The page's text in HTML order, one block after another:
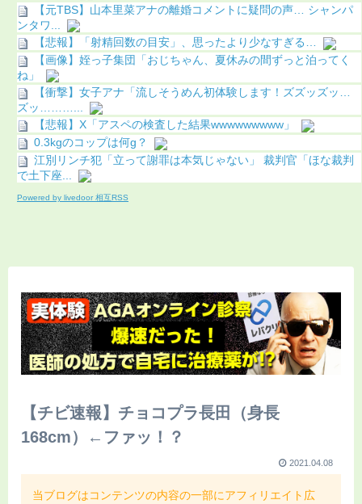
【元TBS】山本里菜アナの離婚コメントに疑問の声… シャンパ
ンタワ...
【悲報】「射精回数の目安」、思ったより少なすぎる…
【画像】姪っ子集団「おじちゃん、夏休みの間ずっと泊ってく
ね」
【衝撃】女子アナ「流しそうめん初体験します！ズズッズッ…
ズッ………...
【悲報】X「アスペの検査した結果wwwwwwwww」
0.3kgのコップは何g？
江別リンチ犯「立って謝罪は本気じゃない」 裁判官「ほな裁判
で土下座...
Powered by livedoor 相互RSS
【チビ速報】チョコプラ長田（身長
168cm）←ファッ！？
2021.04.08
当ブログはコンテンツの内容の一部にアフィリエイト広